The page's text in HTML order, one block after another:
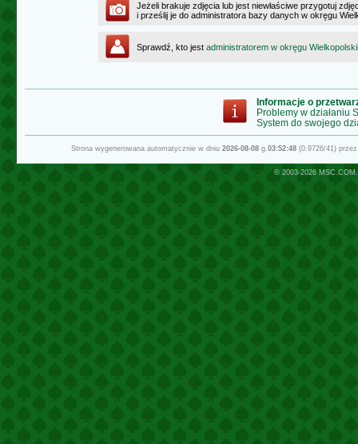
Jeżeli brakuje zdjęcia lub jest niewłaściwe przygotuj
i prześlij je do administratora bazy danych w okręgu
Sprawdź, kto jest administratorem w okręgu
Informacje o
Problemy w działaniu
System do swojego
Strona wygenerowana automatycznie w dniu 2026-08-08g.03:52:48(0.9726/41)
© 2003-2026